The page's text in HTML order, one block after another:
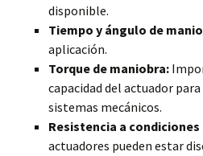
disponible.
Tiempo y ángulo de
aplicación.
Torque de maniobra:
capacidad del actuador
sistemas mecánicos.
Resistencia a
actuadores pueden estar